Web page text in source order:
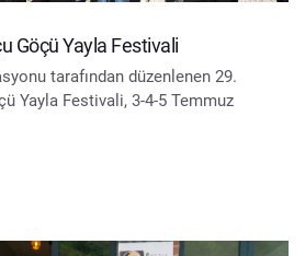
Göçü Yayla Festivali
tarafından düzenlenen 29.
Yayla Festivali, 3-4-5 Temmuz